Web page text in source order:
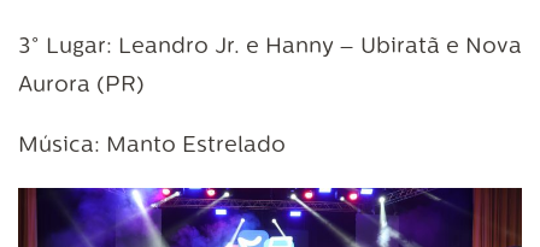
3° Lugar: Leandro Jr. e Hanny – Ubiratã e Nova
Aurora (PR)
Música: Manto Estrelado